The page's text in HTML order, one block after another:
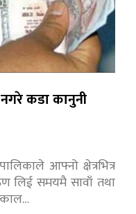
कडा कानुनी
आफ्नो क्षेत्रभित्र
लिई समयमै सावाँ तथा